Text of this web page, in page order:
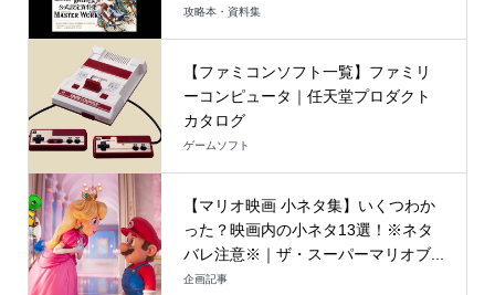
攻略本・資料集
【ファミコンソフト一覧】ファミリ
ーコンピュータ｜任天堂プロダクト
カタログ
ゲームソフト
【マリオ映画 小ネタ集】いくつわか
った？映画内の小ネタ13選！※ネタ
バレ注意※｜ザ・スーパーマリオブ...
企画記事